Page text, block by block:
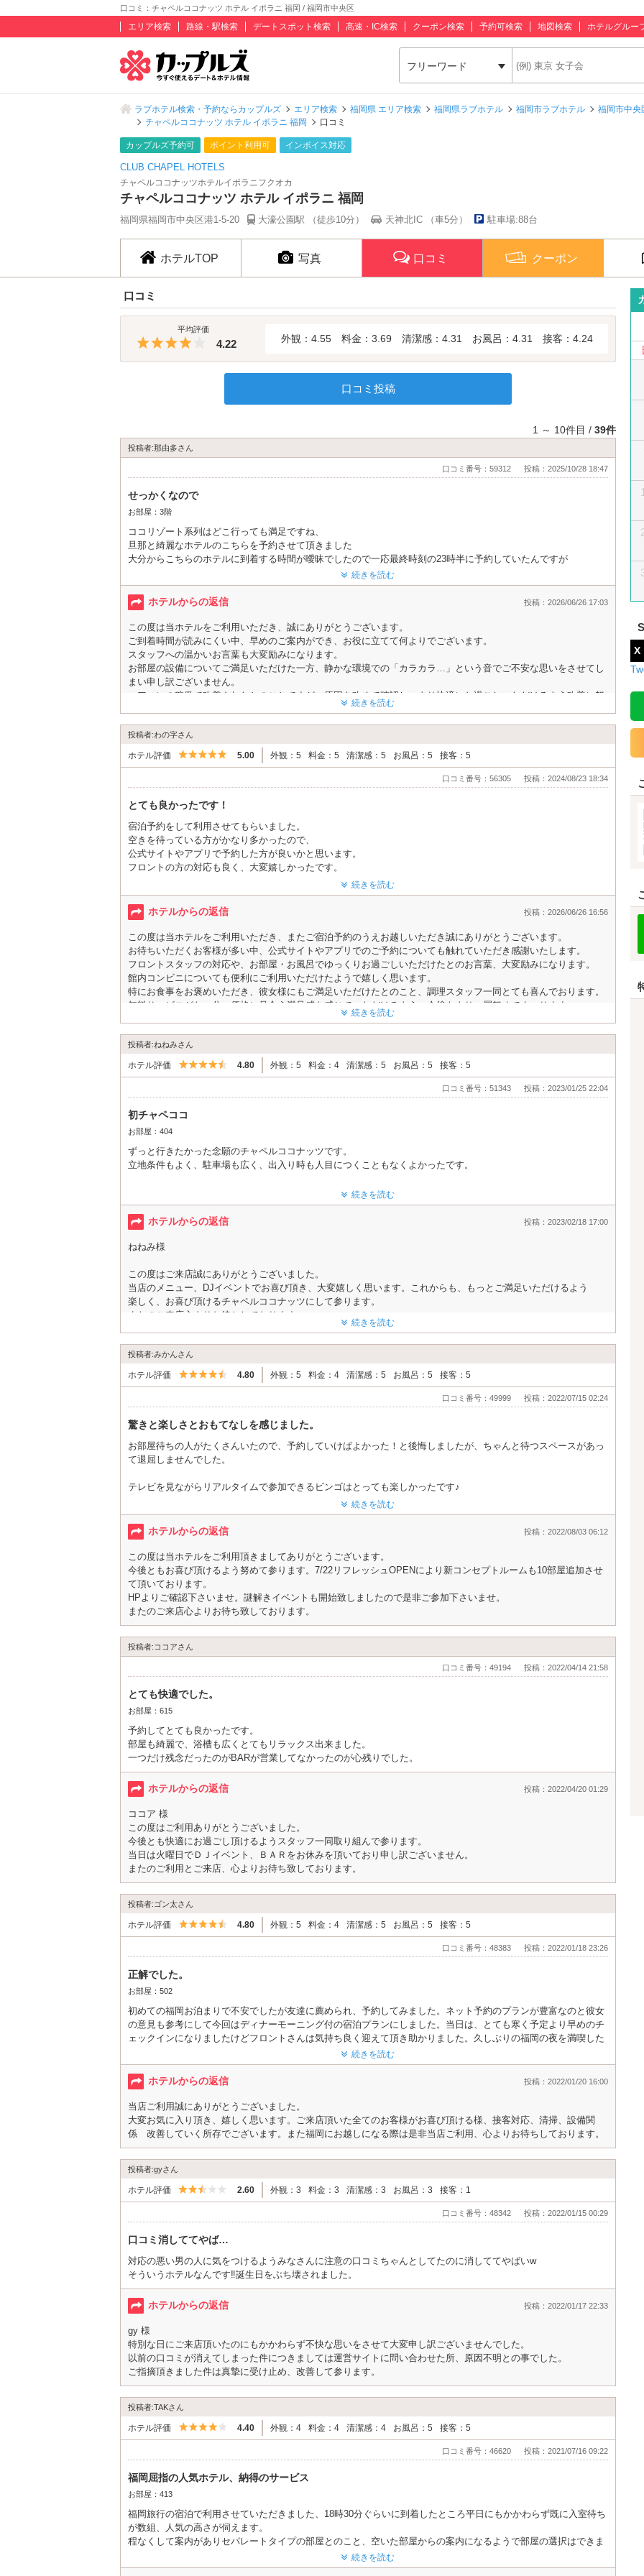
口コミ：チャペルココナッツ ホテル イポラニ 福岡 / 福岡市中央区
エリア検索 路線・駅検索 デートスポット検索 高速・IC検索 クーポン検索 予約可検索 地図検索 ホテルグルー
フリーワード
ラブホテル検索・予約ならカップルズ エリア検索 福岡県 エリア検索 福岡県ラブホテル 福岡市ラブホテル
福岡市中央
チャペルココナッツ ホテル イポラニ 福岡
口コミ
カップルズ予約可 ポイント利用可 インボイス対応
CLUB CHAPEL HOTELS
チャペルココナッツホテルイポラニフクオカ
チャペルココナッツ ホテル イポラニ 福岡
福岡県福岡市中央区港1-5-20 大濠公園駅 （徒歩10分） 天神北IC （車5分） 駐車場:88台
ホテルTOP 写真 口コミ クーポン
口コミ
平均評価
5つ星のうち4
4.22 外観：4.55 料金：3.69 清潔感：4.31 お風呂：4.31 接客：4.24
口コミ投稿
1 ～ 10件目 / 39件
投稿者:那由多さん
口コミ番号：59312 投稿：2025/10/28 18:47
せっかくなので
お部屋：3階
ココリゾート系列はどこ行っても満足ですね、
旦那と綺麗なホテルのこちらを予約させて頂きました
大分からこちらのホテルに到着する時間が曖昧でしたので一応最終時刻の23時半に予約していたんですが
思っていたより早く着いてしまって問い合わせたら準備出来次第でと早めに変更して頂きました
無理なお願いしているのに快く対応して頂きました
設備等は満足だったのですが
静かにしているとカラカラ…っと音が定期的になってて寝てる時気になるかなって感じでした
もしかしてと思ってエアコンを付けると音は鳴らなくなりました。
ベッドも広くてよく眠れました
ありがとうございました
また福岡来たら利用したいです
続きを読む
ホテルからの返信 投稿：2026/06/26 17:03
この度は当ホテルをご利用いただき、誠にありがとうございます。
ご到着時間が読みにくい中、早めのご案内ができ、お役に立てて何よりでございます。
スタッフへの温かいお言葉も大変励みになります。
お部屋の設備についてご満足いただけた一方、静かな環境での「カラカラ…」という音でご不安な思いをさせてし
まい申し訳ございません。
エアコンの稼働で改善されたとのことですが、原因を改めて確認し、より快適にお過ごしいただけるよう改善に努
ベッドでゆっくりお休みいただけたとのお声に、スタッフ一同嬉しく思っております。
福岡へお越しの際は、ぜひまたお立ち寄りください。心よりお待ちしております。
続きを読む
投稿者:わの字さん
ホテル評価 5つ星のうち5
5.00 外観：5 料金：5 清潔感：5 お風呂：5 接客：5
口コミ番号：56305 投稿：2024/08/23 18:34
とても良かったです！
宿泊予約をして利用させてもらいました。
空きを待っている方がかなり多かったので、
公式サイトやアプリで予約した方が良いかと思います。
フロントの方の対応も良く、大変嬉しかったです。
お部屋やお風呂も広く、ゆっくり休めました。
ホテル内にコンビニがあるので、ちょっとしたお菓子や
お酒など飲み物が買えて便利です。
特に良かったのは食事です。朝ごはん無料等のサービスはなかったのですが、値段に見合った味でした！
彼女も美味しいと大変喜んでくれました。
福岡に旅行へ来た際はまた遊びに来たいと思います。
続きを読む
ホテルからの返信 投稿：2026/06/26 16:56
この度は当ホテルをご利用いただき、またご宿泊予約のうえお越しいただき誠にありがとうございます。
お待ちいただくお客様が多い中、公式サイトやアプリでのご予約についても触れていただき感謝いたします。
フロントスタッフの対応や、お部屋・お風呂でゆっくりお過ごしいただけたとのお言葉、大変励みになります。
館内コンビニについても便利にご利用いただけたようで嬉しく思います。
特にお食事をお褒めいただき、彼女様にもご満足いただけたとのこと、調理スタッフ一同とても喜んでおります。
無料サービスがない分、価格に見合う満足感を感じていただけるよう、今後もより一層努めてまいります。
福岡へお越しの際は、ぜひまたお立ち寄りください。
次回も心地よい時間をお過ごしいただけるよう、スタッフ一同お待ちしております。
続きを読む
投稿者:ねねみさん
ホテル評価 5つ星のうち4.5
4.80 外観：5 料金：4 清潔感：5 お風呂：5 接客：5
口コミ番号：51343 投稿：2023/01/25 22:04
初チャペココ
お部屋：404
ずっと行きたかった念願のチャペルココナッツです。
立地条件もよく、駐車場も広く、出入り時も人目につくこともなくよかったです。
お部屋は清潔感があり掃除が行き届いている感じでした。窓を開けると中庭が見えて綺麗でした。
ルームサービスはメニューが豊富で選ぶのが楽しかったです。フードも美味しくてボリューミーでした。
お風呂は広くアメニティも豊富でドライヤーが2種類、ナノイーが置いてあったところがよかったです。
22時から始まるビンゴゲームはDJさんが気さくで、親近感が湧く方でした。
普段は全然関わることもないのでしょうが、宿泊しているお客さんとの一体感があり楽しくてリピーターさんが多
い事がわかりました。
若い方が多く宿泊されているイメージを持っていましたが、老若男女楽しめる感じのいいホテルでした。
続きを読む
ホテルからの返信 投稿：2023/02/18 17:00
ねねみ様
この度はご来店誠にありがとうございました。
当店のメニュー、DJイベントでお喜び頂き、大変嬉しく思います。これからも、もっとご満足いただけるよう
楽しく、お喜び頂けるチャペルココナッツにして参ります。
またのご来店心よりお待ちしております。
続きを読む
投稿者:みかんさん
ホテル評価 5つ星のうち4.5
4.80 外観：5 料金：4 清潔感：5 お風呂：5 接客：5
口コミ番号：49999 投稿：2022/07/15 02:24
驚きと楽しさとおもてなしを感じました。
お部屋待ちの人がたくさんいたので、予約していけばよかった！と後悔しましたが、ちゃんと待つスペースがあっ
て退屈しませんでした。
テレビを見ながらリアルタイムで参加できるビンゴはとっても楽しかったです♪
ビンゴがそろわなくてもいろいろなチャンスが何度もあって、ずっと楽しめました。
朝ごはん、わぁー！！！と声を出してしまうほどオシャレでおいしいプレートでした。時間帯やプランによっては
食べ物を定額で頼めるものもあるようなので、今度はそうしたいと思いました。
ラブホだけど、よくあるようなラブホじゃないホテルで、特別な日にまた行きたいです♪
続きを読む
ホテルからの返信 投稿：2022/08/03 06:12
この度は当ホテルをご利用頂きましてありがとうございます。
今後ともお喜び頂けるよう努めて参ります。7/22リフレッシュOPENにより新コンセプトルームも10部屋追加させ
て頂いております。
HPよりご確認下さいませ。謎解きイベントも開始致しましたので是非ご参加下さいませ。
またのご来店心よりお待ち致しております。
投稿者:ココアさん
口コミ番号：49194 投稿：2022/04/14 21:58
とても快適でした。
お部屋：615
予約してとても良かったです。
部屋も綺麗で、浴槽も広くとてもリラックス出来ました。
一つだけ残念だったのがBARが営業してなかったのが心残りでした。
ホテルからの返信 投稿：2022/04/20 01:29
ココア 様
この度はご利用ありがとうございました。
今後とも快適にお過ごし頂けるようスタッフ一同取り組んで参ります。
当日は火曜日でＤＪイベント、ＢＡＲをお休みを頂いており申し訳ございません。
またのご利用とご来店、心よりお待ち致しております。
投稿者:ゴン太さん
ホテル評価 5つ星のうち4.5
4.80 外観：5 料金：4 清潔感：5 お風呂：5 接客：5
口コミ番号：48383 投稿：2022/01/18 23:26
正解でした。
お部屋：502
初めての福岡お泊まりで不安でしたが友達に薦められ、予約してみました。ネット予約のプランが豊富なのと彼女
の意見も参考にして今回はディナーモーニング付の宿泊プランにしました。当日は、とても寒く予定より早めのチ
ェックインになりましたけどフロントさんは気持ち良く迎えて頂き助かりました。久しぶりの福岡の夜を満喫した
いと思う気持ちを押し殺し、たまには二人でまったりホテルライフもいいかなぁと気持ちを切り替えて過ごしまし
た。
楽しみなディナーが期待通り美味しく思わず追加のルームサービスを注文しました。それからシネマとジャグジー
で王様気分になり満足の一日でした。いも行くホテルより価格は少し高いけど個人的には安心して次回も予約プラ
ンを福岡旅行の際には、利用したいです。なにより彼女が中庭で喜ぶ姿が忘れられないです。良い思い出をありが
とうございました。
続きを読む
ホテルからの返信 投稿：2022/01/20 16:00
当店ご利用誠にありがとうございました。
大変お気に入り頂き、嬉しく思います。ご来店頂いた全てのお客様がお喜び頂ける様、接客対応、清掃、設備関
係 改善していく所存でございます。また福岡にお越しになる際は是非当店ご利用、心よりお待ちしております。
投稿者:gyさん
ホテル評価 5つ星のうち2.5
2.60 外観：3 料金：3 清潔感：3 お風呂：3 接客：1
口コミ番号：48342 投稿：2022/01/15 00:29
口コミ消しててやば…
対応の悪い男の人に気をつけるようみなさんに注意の口コミちゃんとしてたのに消しててやばいw
そういうホテルなんです‼︎誕生日をぶち壊されました。
ホテルからの返信 投稿：2022/01/17 22:33
gy 様
特別な日にご来店頂いたのにもかかわらず不快な思いをさせて大変申し訳ございませんでした。
以前の口コミが消えてしまった件につきましては運営サイトに問い合わせた所、原因不明との事でした。
ご指摘頂きました件は真摯に受け止め、改善して参ります。
投稿者:TAKさん
ホテル評価 5つ星のうち4
4.40 外観：4 料金：4 清潔感：4 お風呂：5 接客：5
口コミ番号：46620 投稿：2021/07/16 09:22
福岡屈指の人気ホテル、納得のサービス
お部屋：413
福岡旅行の宿泊で利用させていただきました、18時30分ぐらいに到着したところ平日にもかかわらず既に入室待ち
が数組、人気の高さが伺えます。
程なくして案内がありセパレートタイプの部屋とのこと、空いた部屋からの案内になるようで部屋の選択はできま
せんでした、セパレートタイプはリビングと寝室が別れていて広いのですが使い勝手はイマイチかも……
あと寝室のテレビが壊れていたのか映りませんでした……
続きを読む
X